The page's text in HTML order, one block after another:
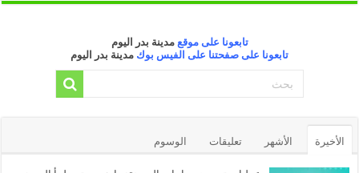
تابعونا على موقع مدينة بدر اليوم
تابعونا على صفحتنا على الفيس بوك مدينة بدر اليوم
الأخيرة الأشهر تعليقات الوسوم